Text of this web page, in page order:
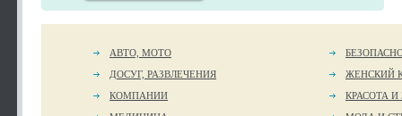
АВТО, МОТО
ДОСУГ, РАЗВЛЕЧЕНИЯ
ЖЕНСКИЙ
КОМПАНИИ
КРАСОТА И